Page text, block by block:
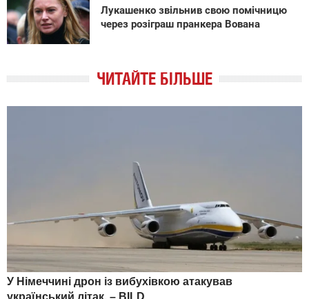
Лукашенко звільнив свою помічницю
через розіграш пранкера Вована
ЧИТАЙТЕ БІЛЬШЕ